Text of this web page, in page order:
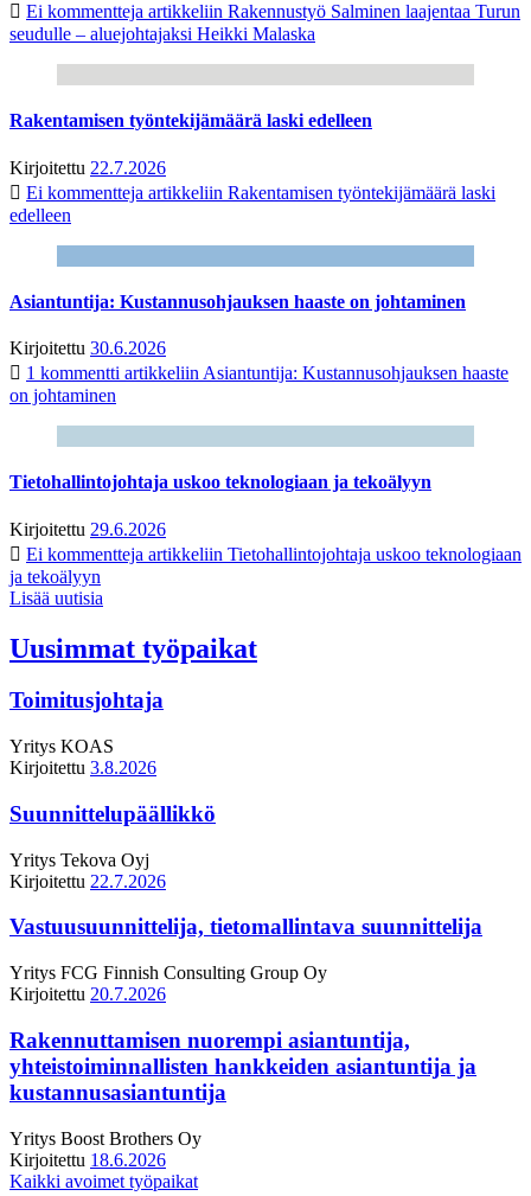
Ei kommentteja artikkeliin Rakennustyö Salminen laajentaa Turun
seudulle – aluejohtajaksi Heikki Malaska
Rakentamisen työntekijämäärä laski edelleen
Kirjoitettu 22.7.2026
Ei kommentteja artikkeliin Rakentamisen työntekijämäärä laski
edelleen
Asiantuntija: Kustannusohjauksen haaste on johtaminen
Kirjoitettu 30.6.2026
1 kommentti artikkeliin Asiantuntija: Kustannusohjauksen haaste
on johtaminen
Tietohallintojohtaja uskoo teknologiaan ja tekoälyyn
Kirjoitettu 29.6.2026
Ei kommentteja artikkeliin Tietohallintojohtaja uskoo teknologiaan
ja tekoälyyn
Lisää uutisia
Uusimmat työpaikat
Toimitusjohtaja
Yritys KOAS
Kirjoitettu 3.8.2026
Suunnittelupäällikkö
Yritys Tekova Oyj
Kirjoitettu 22.7.2026
Vastuusuunnittelija, tietomallintava suunnittelija
Yritys FCG Finnish Consulting Group Oy
Kirjoitettu 20.7.2026
Rakennuttamisen nuorempi asiantuntija,
yhteistoiminnallisten hankkeiden asiantuntija ja
kustannusasiantuntija
Yritys Boost Brothers Oy
Kirjoitettu 18.6.2026
Kaikki avoimet työpaikat